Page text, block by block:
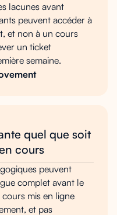
lacunes avant
peuvent accéder à
et non à un cours
un ticket
semaine.
quel que soit
cours
peuvent
complet avant le
mis en ligne
et pas